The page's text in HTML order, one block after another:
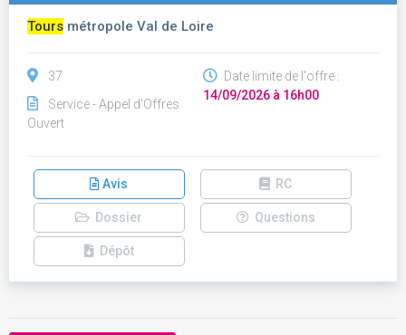
Tours métropole Val de Loire
37
Service - Appel d'Offres
Ouvert
Date limite de l'offre :
14/09/2026 à 16h00
Avis RC
Dossier Questions
Dépôt